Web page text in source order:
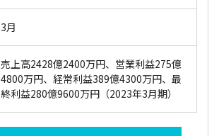
3月
売上高2428億2400万円、営業利益275億
4800万円、経常利益389億4300万円、最
終利益280億9600万円（2023年3月期）